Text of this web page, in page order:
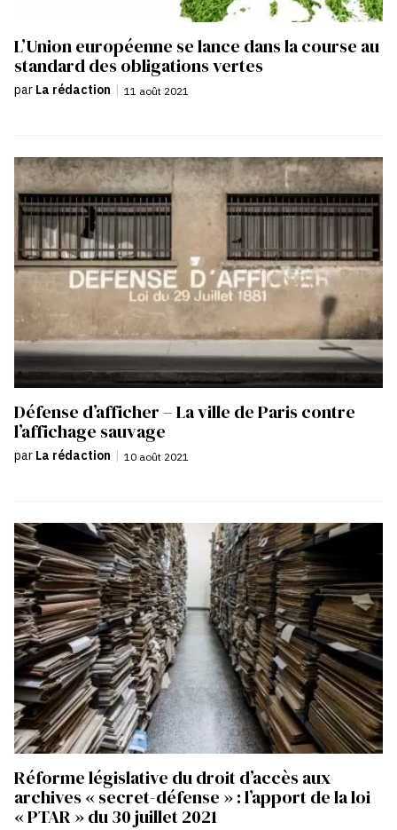
L’Union européenne se lance dans la course au
standard des obligations vertes
par La rédaction | 11 août 2021
Défense d’afficher – La ville de Paris contre
l’affichage sauvage
par La rédaction | 10 août 2021
Réforme législative du droit d’accès aux
archives « secret-défense » : l’apport de la loi
« PTAR » du 30 juillet 2021